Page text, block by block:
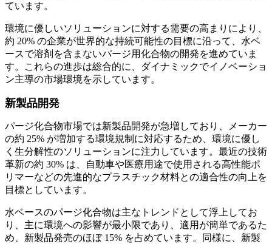
ています。
環境に優しいソリューションに対する需要の高まりにより、
約 20% の企業が世界的な持続可能性の目標に沿って、水ベ
ースで溶剤を含まないパージ用化合物の開発を進めていま
す。これらの進歩は総合的に、ダイナミックでイノベーショ
ン主導の市場環境を示しています。
新製品開発
パージ化合物市場では新製品開発が急増しており、メーカー
の約 25% が増加する環境規制に対応するため、環境に優し
く生分解性のソリューションに注力しています。最近の技術
革新の約 30% は、自動車や医療用途で使用される高性能ポ
リマーなどの先進的なプラスチック材料との適合性の向上を
目標としています。
水ベースのパージ化合物は主なトレンドとして浮上してお
り、主に環境への影響が最小限であり、適用が簡単であるた
め、新製品発売のほぼ 15% を占めています。同様に、新製